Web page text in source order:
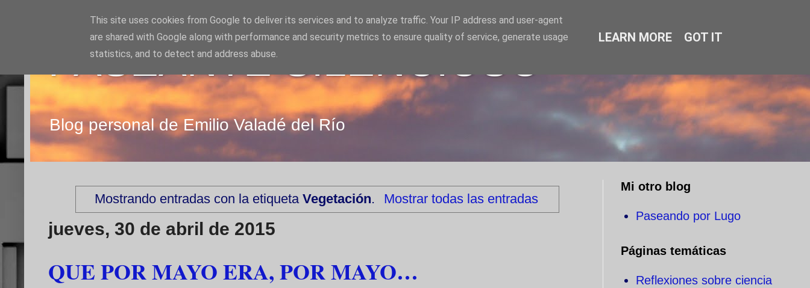
PASEANTE SILENCIOSO
Blog personal de Emilio Valadé del Río
Mostrando entradas con la etiquetaVegetación. Mostrar todas las entradas
jueves, 30 de abril de 2015
QUE POR MAYO ERA, POR MAYO…
Mi otro blog
Paseando por Lugo
Páginas temáticas
Reflexiones sobre ciencia
This site uses cookies from Google to deliver its services and to analyze traffic. Your IP address and user-agent
are shared with Google along with performance and security metrics to ensure quality of service, generate usage
statistics, and to detect and address abuse.
LEARN MORE GOT IT